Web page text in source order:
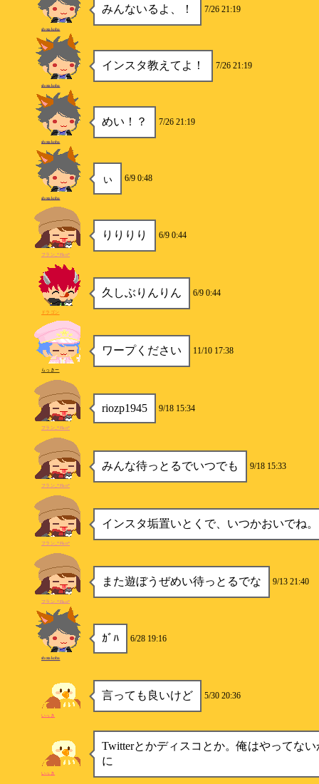
みんないるよ、！ 7/26 21:19
shotakoba
インスタ教えてよ！ 7/26 21:19
shotakoba
めい！？ 7/26 21:19
shotakoba
ぃ 6/9 0:48
shotakoba
りりりり 6/9 0:44
フラン_*Flan*
久しぶりんりん 6/9 0:44
ドラゴン
ワープください 11/10 17:38
らっきー
riozp1945 9/18 15:34
フラン_*Flan*
みんな待っとるでいつでも 9/18 15:33
フラン_*Flan*
インスタ垢置いとくで、いつかおいでね。
フラン_*Flan*
また遊ぼうぜめい待っとるでな 9/13 21:40
フラン_*Flan*
ｶﾞﾊ 6/28 19:16
shotakoba
言っても良いけど 5/30 20:36
いっき
Twitterとかディスコとか。俺はやってな
に
いっき